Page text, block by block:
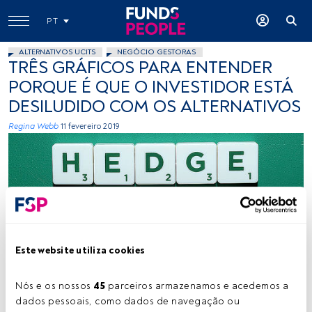
Este website utiliza cookies
Nós e os nossos 45 parceiros armazenamos e acedemos a
dados pessoais, como dados de navegação ou
PT
ALTERNATIVOS UCITS NEGÓCIO GESTORAS
TRÊS GRÁFICOS PARA ENTENDER
PORQUE É QUE O INVESTIDOR ESTÁ
DESILUDIDO COM OS ALTERNATIVOS
Regina Webb 11 fevereiro 2019
flickr
Tempo de leitura:1 min.